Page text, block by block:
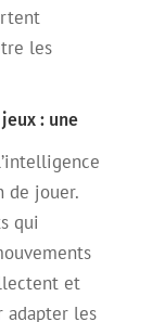
les
: une
de jouer.
qui
et
adapter les